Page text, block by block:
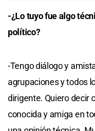
-¿Lo tuyo fue algo
político?
-Tengo diálogo y
agrupaciones y todos
dirigente. Quiero decir
conocida y amiga en